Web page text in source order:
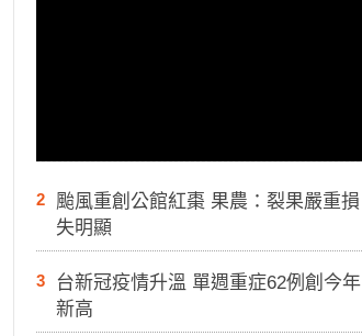
2
颱風重創公館紅棗 果農：裂果嚴重損
失明顯
3
台新冠疫情升溫 單週重症62例創今年
新高